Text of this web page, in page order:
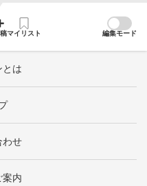
マイリスト 編集モード
とは
わせ
案内